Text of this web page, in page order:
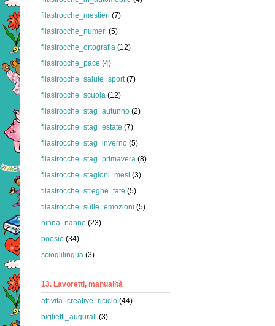
filastrocche_mestieri (7)
filastrocche_numeri (5)
filastrocche_ortografia (12)
filastrocche_pace (4)
filastrocche_salute_sport (7)
filastrocche_scuola (12)
filastrocche_stag_autunno (2)
filastrocche_stag_estate (7)
filastrocche_stag_inverno (5)
filastrocche_stag_primavera (8)
filastrocche_stagioni_mesi (3)
filastrocche_streghe_fate (5)
filastrocche_sulle_emozioni (5)
ninna_nanne (23)
poesie (34)
scioglilingua (3)
13. Lavoretti, manualità
attività_creative_riciclo (44)
biglietti_augurali (3)